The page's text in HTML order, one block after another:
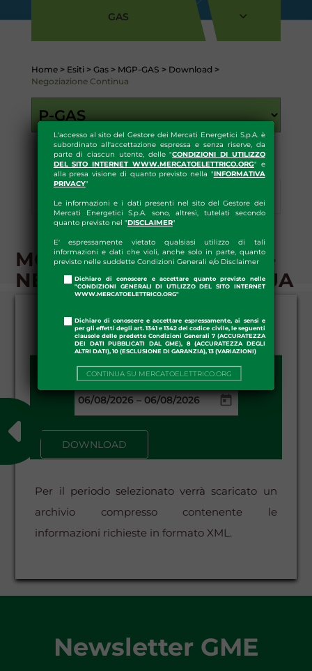
L'accesso al sito del Gestore dei Mercati Energetici S.p.A. è
subordinato all'accettazione espressa e senza riserve, da
parte di ciascun utente, delle "CONDIZIONI DI UTILIZZO
DEL SITO INTERNET WWW.MERCATOELETTRICO.ORG" e
alla presa visione di quanto previsto nella "INFORMATIVA
PRIVACY"
Le informazioni e i dati presenti nel sito del Gestore dei
Mercati Energetici S.p.A. sono, altresì, tutelati secondo
quanto previsto nel "DISCLAIMER"
E' espressamente vietato qualsiasi utilizzo di tali
informazioni e dati che violi, anche solo in parte, quanto
previsto nelle suddette Condizioni Generali e/o Disclaimer
Dichiaro di conoscere e accettare quanto previsto nelle
"CONDIZIONI GENERALI DI UTILIZZO DEL SITO INTERNET
WWW.MERCATOELETTRICO.ORG"
Dichiaro di conoscere e accettare espressamente, ai sensi e
per gli effetti degli art. 1341 e 1342 del codice civile, le seguenti
clausole delle predette Condizioni Generali 7 (ACCURATEZZA
DEI DATI PUBBLICATI DAL GME), 8 (ACCURATEZZA DEGLI
ALTRI DATI), 10 (ESCLUSIONE DI GARANZIA), 13 (VARIAZIONI)
CONTINUA SU MERCATOELETTRICO.ORG
GAS
Home > Esiti > Gas > MGP-GAS > Download >
Negoziazione Continua
Esiti Statistiche Download
MGP-GAS - DOWNLOAD -
NEGOZIAZIONE CONTINUA
DATA DA - A:
–
DOWNLOAD
Per il periodo selezionato verrà scaricato un
archivio compresso contenente le
informazioni richieste in formato XML.
Newsletter GME